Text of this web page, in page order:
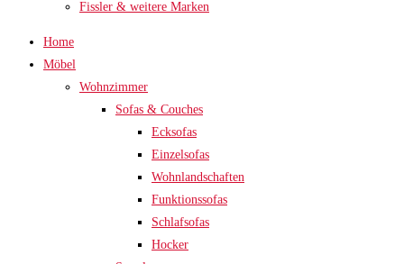
Fissler & weitere Marken
Home
Möbel
Wohnzimmer
Sofas & Couches
Ecksofas
Einzelsofas
Wohnlandschaften
Funktionssofas
Schlafsofas
Hocker